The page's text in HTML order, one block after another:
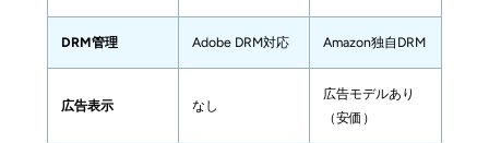
DRM管理 Adobe DRM対応 Amazon独自DRM
広告表示 なし
広告モデルあり
（安価）